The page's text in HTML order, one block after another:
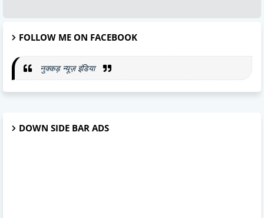
FOLLOW ME ON FACEBOOK
नुक्कड़ न्यूज़ इंडिया
DOWN SIDE BAR ADS